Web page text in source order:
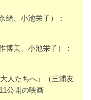
緒、小池栄子）：
博美、小池栄子）：
人たちへ』（三浦友
公開の映画